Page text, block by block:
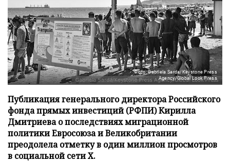
Фото: Gabriela Sarda/Keystone Press
Agency/Global Look Press
Публикация генерального директора Российского
фонда прямых инвестиций (РФПИ) Кирилла
Дмитриева о последствиях миграционной
политики Евросоюза и Великобритании
преодолела отметку в один миллион просмотров
в социальной сети X.